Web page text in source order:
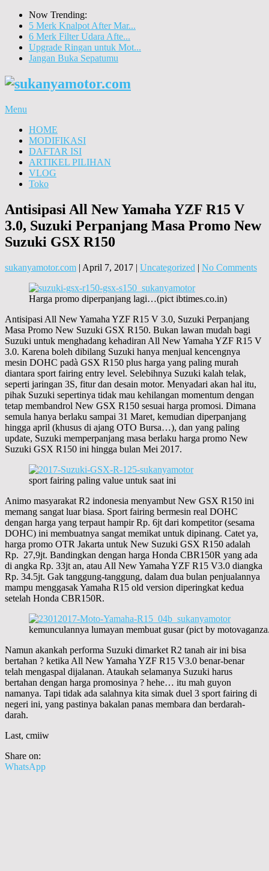
Now Trending:
5 Merk Knalpot After Mar...
6 Merk Filter Udara Afte...
Upgrade Ringan untuk Mot...
Jangan Buka Sepatumu
Menu
HOME
MODIFIKASI
DAFTAR ISI
ARTIKEL PILIHAN
VLOG
Toko
Antisipasi All New Yamaha YZF R15 V
3.0, Suzuki Perpanjang Masa Promo New
Suzuki GSX R150
sukanyamotor.com | April 7, 2017 | Uncategorized | No Comments
Harga promo diperpanjang lagi…(pict ibtimes.co.in)
Antisipasi All New Yamaha YZF R15 V 3.0, Suzuki Perpanjang
Masa Promo New Suzuki GSX R150. Bukan lawan mudah bagi
Suzuki untuk menghadang kehadiran All New Yamaha YZF R15 V
3.0. Karena boleh dibilang Suzuki hanya menjual kencengnya
mesin DOHC padà GSX R150 plus harga yang paling murah
diantara sport fairing entry level. Selebihnya Suzuki kalah telak,
seperti jaringan 3S, fitur dan desain motor. Menyadari akan hal itu,
pihak Suzuki sepertinya tidak mau kehilangan momentum dengan
tetap membandrol New GSX R150 sesuai harga promosi. Dimana
semula hanya berlaku sampai 31 Maret, kemudian diperpanjang
hingga april (khusus di ajang OTO Bursa…), dan yang paling
update, Suzuki memperpanjang masa berlaku harga promo New
Suzuki GSX R150 ini hingga bulan Mei 2017.
sport fairing paling value untuk saat ini
Animo masyarakat R2 indonesia menyambut New GSX R150 ini
memang sangat luar biasa. Sport fairing bermesin real DOHC
dengan harga yang terpaut hampir Rp. 6jt dari kompetitor (sesama
DOHC) ini membuatnya sangat memikat untuk dipinang. Catet ya,
harga promo OTR Jakarta untuk New Suzuki GSX R150 adalah
Rp. 27,9jt. Bandingkan dengan harga Honda CBR150R yang ada
di angka Rp. 33jt an, atau All New Yamaha YZF R15 V3.0 diangka
Rp. 34.5jt. Gak tanggung-tanggung, dalam dua bulan penjualannya
mampu menggasak Yamaha R15 old version diperingkat kedua
setelah Honda CBR150R.
kemunculannya lumayan membuat gusar (pict by
Namun akankah performa Suzuki dimarket R2 tanah air ini bisa
bertahan ? ketika All New Yamaha YZF R15 V3.0 benar-benar
telah mengaspal dijalanan. Ataukah selamanya Suzuki harus
bertahan dengan harga promosinya ? hehe… itu mah guyon
namanya. Tapi tidak ada salahnya kita simak duel 3 sport fairing di
negeri ini, yang pastinya bakalan panas membara dan berdarah-
darah.
Last, cmiiw
Share on:
WhatsApp